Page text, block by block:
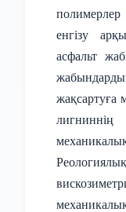
енгізу
асфальт
жақсартуға